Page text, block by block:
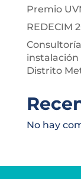
Premio
REDECIM
instalación
Distrito
No hay